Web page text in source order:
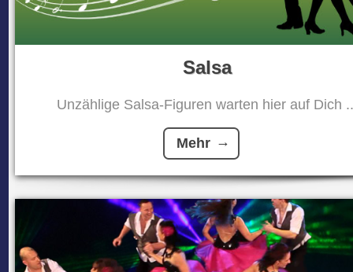
Salsa
Unzählige Salsa-Figuren warten hier auf Dich
Mehr